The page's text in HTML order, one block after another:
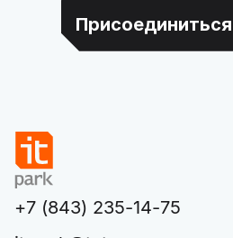
+7 (843) 235-14-75